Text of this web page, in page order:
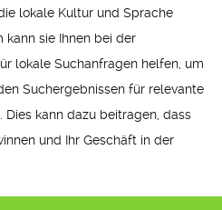
lokale Kultur und Sprache
sie Ihnen bei der
lokale Suchanfragen helfen, um
Suchergebnissen für relevante
Dies kann dazu beitragen, dass
und Ihr Geschäft in der